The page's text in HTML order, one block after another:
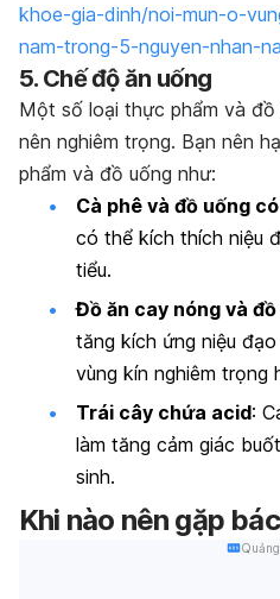
khoe-gia-dinh/noi-mun-o-
nam-trong-5-nguyen-nhan-
5. Chế độ ăn uống
Một số loại thực phẩm và
nên nghiêm trọng. Bạn nên
phẩm và đồ uống như:
Cà phê và đồ uống
có thể kích thích niệu
tiểu.
Đồ ăn cay nóng và
tăng kích ứng niệu
vùng kín nghiêm trọng
Trái cây chứa acid:
làm tăng cảm giác
sinh.
Khi nào nên gặp